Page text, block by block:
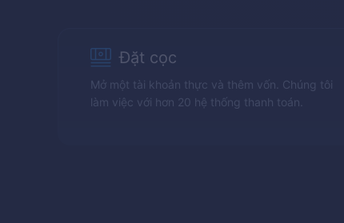
Đặt cọc
Mở một tài khoản thực và thêm vốn. Chúng tôi
làm việc với hơn 20 hệ thống thanh toán.